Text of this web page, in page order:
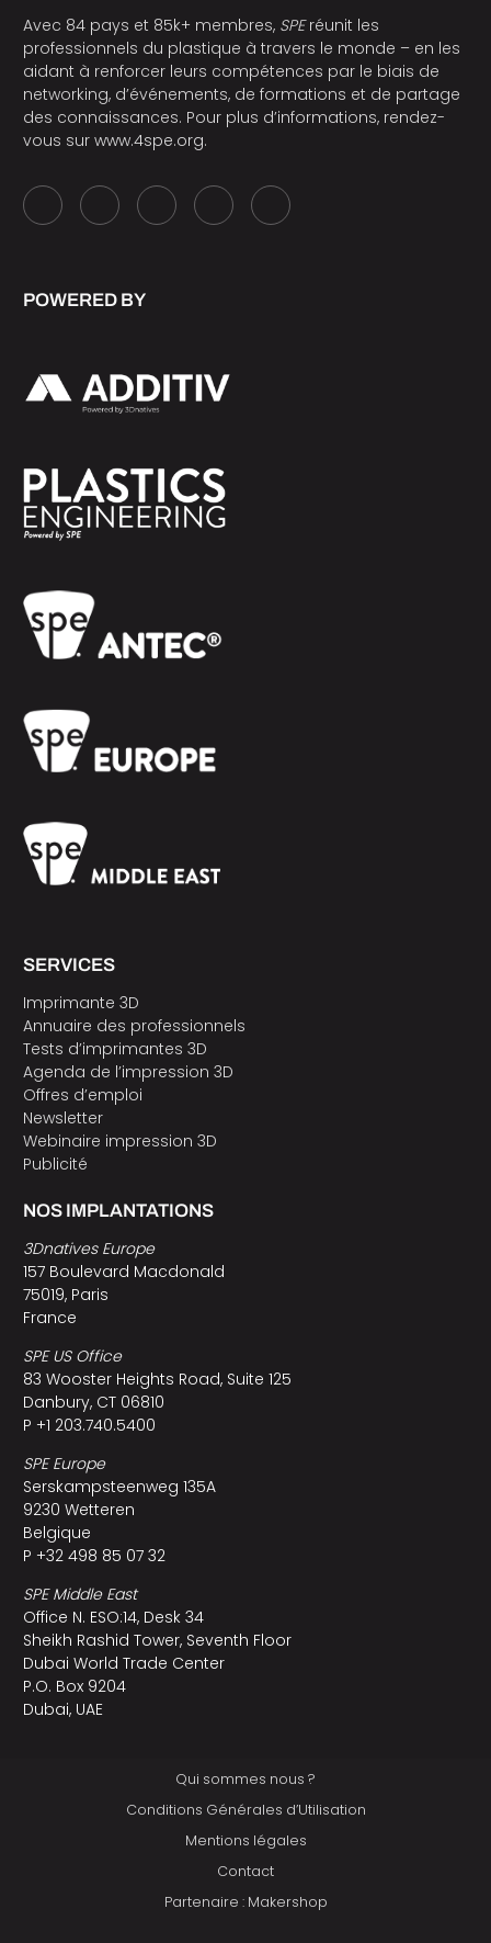
Avec 84 pays et 85k+ membres, SPEréunit les
professionnels du plastique à travers le monde – en les
aidant à renforcer leurs compétences par le biais de
networking, d’événements, de formations et de partage
des connaissances. Pour plus d’informations, rendez-
vous sur www.4spe.org.
POWERED BY
SERVICES
Imprimante 3D
Annuaire des professionnels
Tests d’imprimantes 3D
Agenda de l’impression 3D
Offres d’emploi
Newsletter
Webinaire impression 3D
Publicité
NOS IMPLANTATIONS
3Dnatives Europe
157 Boulevard Macdonald
75019, Paris
France
SPE US Office
83 Wooster Heights Road, Suite 125
Danbury, CT 06810
P +1 203.740.5400
SPE Europe
Serskampsteenweg 135A
9230 Wetteren
Belgique
P +32 498 85 07 32
SPE Middle East
Office N. ESO:14, Desk 34
Sheikh Rashid Tower, Seventh Floor
Dubai World Trade Center
P.O. Box 9204
Dubai, UAE
Qui sommes nous ?
Conditions Générales d’Utilisation
Mentions légales
Contact
Partenaire : Makershop